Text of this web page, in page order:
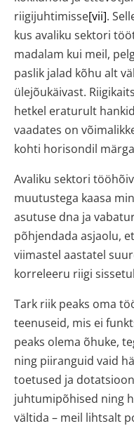
riigijuhtimisse[vii].
kus avaliku sektori
madalam kui meil,
paslik jalad kõhu alt
ülejõukäivast.
hetkel eraturult
vaadates on
kohti horisondil
Avaliku sektori
muutustega kaasa
asutuse dna ja
põhjendada asjaolu,
viimastel aastatel
korreleeru riigi
Tark riik peaks oma
teenuseid, mis ei
peaks olema õhuke,
ning piiranguid vaid
toetused ja
juhtumipõhised ning
vältida – meil lihtsalt